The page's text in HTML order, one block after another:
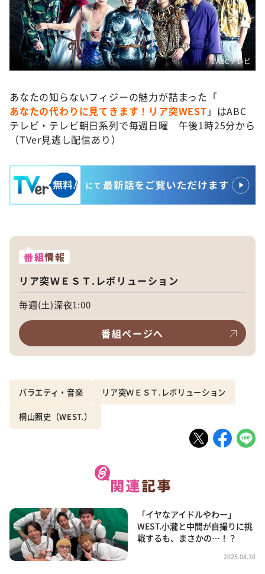
©️ABCテレビ
あなたの知らないフィジーの魅力が詰まった「
あなたの代わりに見てきます！リア突WEST 」はABC
テレビ・テレビ朝日系列で毎週日曜 午後1時25分から
（TVer見逃し配信あり）
番組情報
リア突ＷＥＳＴ.レボリューション
毎週(土)深夜1:00
番組ページへ
バラエティ・音楽 リア突ＷＥＳＴ.レボリューション
桐山照史（WEST.）
「イヤなアイドルやわー」
WEST.小瀧と中間が自撮りに挑
戦するも、まさかの…！？
2025.08.30